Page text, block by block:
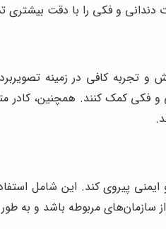
دندانی و فکی را با دقت
تجربه کافی در زمینه
فکی کمک کنند. همچنین، کادر
ایمنی پیروی کند. این شامل
مربوطه باشد و به طور